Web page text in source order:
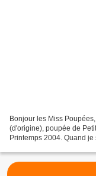
Bonjour les Miss
(d'origine), poupée de
Printemps 2004. Quand